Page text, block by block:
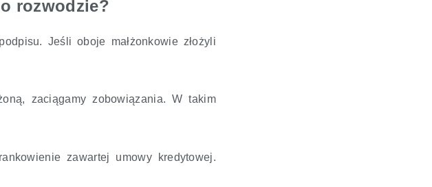
rozwodzie?
Jeśli oboje małżonkowie złożyli
zaciągamy zobowiązania. W takim
zawartej umowy kredytowej.